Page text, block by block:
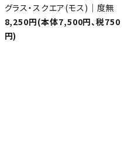
グラス・スクエア(モス)｜度無
8,250円(本体7,500円、税750
円)